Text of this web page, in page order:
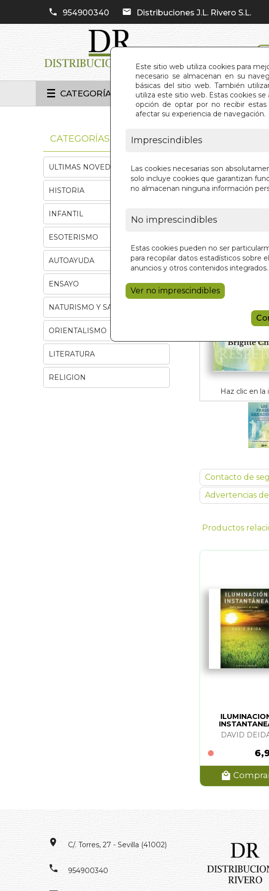
Este sitio web utiliza cookies para
necesario se almacenan en su
básicas del sitio web. También
utiliza este sitio web. Estas cookies
opción de optar por no recibir
afectar su experiencia de navegación.
Imprescindibles
Las cookies necesarias son
solo incluye cookies que garantizan
no almacenan ninguna información
No imprescindibles
Estas cookies pueden no ser
para recopilar datos estadísticos sobre
anuncios y otros contenidos
Ver no imprescindibles
954900340 Distribuciones J.L. Rivero S.L.
CATEGORÍAS INICIO
Haz clic en la
Contacto de
Advertencias
Productos
DAVID
CATEGORÍAS
ULTIMAS NOVEDADES
HISTORIA
INFANTIL
ESOTERISMO
AUTOAYUDA
ENSAYO
NATURISMO Y SALUD
ORIENTALISMO
LITERATURA
RELIGION
C/. Torres, 27 - Sevilla (41002)
954900340